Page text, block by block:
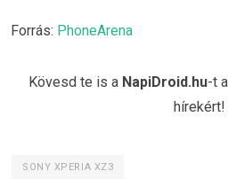
Forrás: PhoneArena
Kövesd te is a NapiDroid.hu-t
hírekért!
SONY XPERIA XZ3